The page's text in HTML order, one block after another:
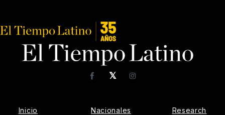
𝕏
FacebookInstagram
Inicio Nacionales Research